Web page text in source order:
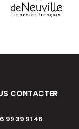
CONTACTER
99 39 91 46